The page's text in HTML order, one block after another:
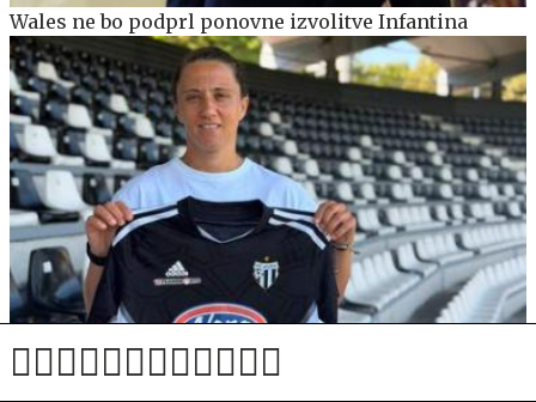
Wales ne bo podprl ponovne izvolitve Infantina